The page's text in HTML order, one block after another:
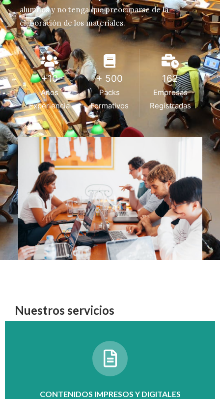
alumnos y no tenga que preocuparse de la
elaboración de los materiales.
+10
Años
Experiencia
+ 500
Packs
Formativos
162
Empresas
Registradas
Nuestros servicios
CONTENIDOS IMPRESOS Y DIGITALES